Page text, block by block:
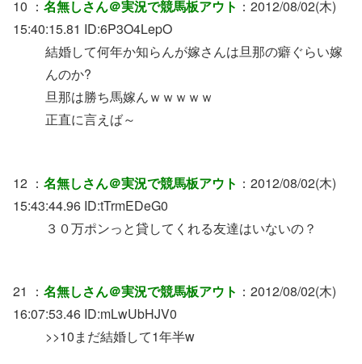
10 ： 名無しさん＠実況で競馬板アウト ：2012/08/02(木)
15:40:15.81 ID:6P3O4LepO
結婚して何年か知らんが嫁さんは旦那の癖ぐらい嫁
んのか?
旦那は勝ち馬嫁んｗｗｗｗｗ
正直に言えば～
12 ： 名無しさん＠実況で競馬板アウト ：2012/08/02(木)
15:43:44.96 ID:tTrmEDeG0
３０万ポンっと貸してくれる友達はいないの？
21 ： 名無しさん＠実況で競馬板アウト ：2012/08/02(木)
16:07:53.46 ID:mLwUbHJV0
>>10まだ結婚して1年半w